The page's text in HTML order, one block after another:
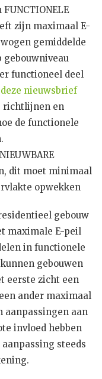
zijn maximaal E-
gemiddelde
gebouwniveau
functioneel deel
nieuwsbrief
richtlijnen en
de functionele
dit moet minimaal
opwekken
gebouw
maximale E-peil
in functionele
gebouwen
eerste zicht een
ander maximaal
aanpassingen aan
invloed hebben
steeds